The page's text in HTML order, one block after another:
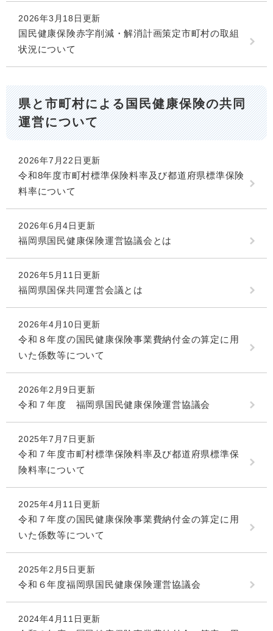
2026年3月18日更新
国民健康保険赤字削減・解消計画策定市町村の取組
状況について
県と市町村による国民健康保険の共同
運営について
2026年7月22日更新
令和8年度市町村標準保険料率及び都道府県標準保険
料率について
2026年6月4日更新
福岡県国民健康保険運営協議会とは
2026年5月11日更新
福岡県国保共同運営会議とは
2026年4月10日更新
令和８年度の国民健康保険事業費納付金の算定に用
いた係数等について
2026年2月9日更新
令和７年度 福岡県国民健康保険運営協議会
2025年7月7日更新
令和７年度市町村標準保険料率及び都道府県標準保
険料率について
2025年4月11日更新
令和７年度の国民健康保険事業費納付金の算定に用
いた係数等について
2025年2月5日更新
令和６年度福岡県国民健康保険運営協議会
2024年4月11日更新